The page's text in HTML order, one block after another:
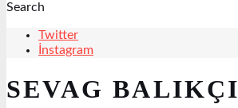
Search
Twitter
İnstagram
SEVAG BALIKÇI